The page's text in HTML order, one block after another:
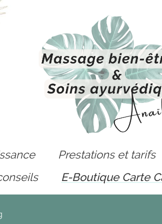
Prestations et tarifs
E-Boutique Carte